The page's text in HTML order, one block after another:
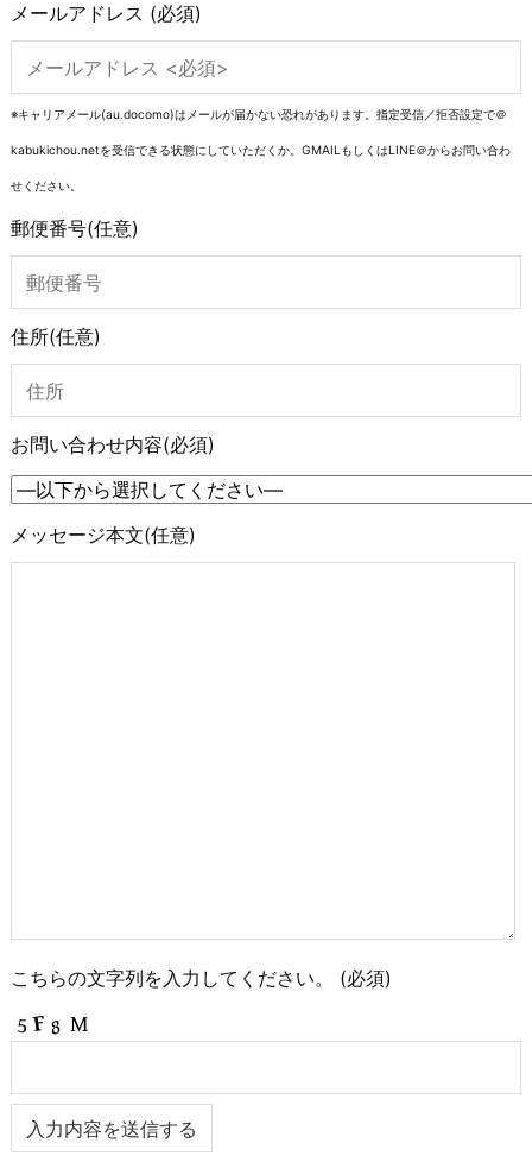
メールアドレス (必須)
※キャリアメール(au.docomo)はメールが届かない恐れがあります。指定受信／拒否設定で＠
kabukichou.netを受信できる状態にしていただくか。GMAILもしくはLINE＠からお問い合わ
せください。
郵便番号(任意)
住所(任意)
お問い合わせ内容(必須)
メッセージ本文(任意)
こちらの文字列を入力してください。 (必須)